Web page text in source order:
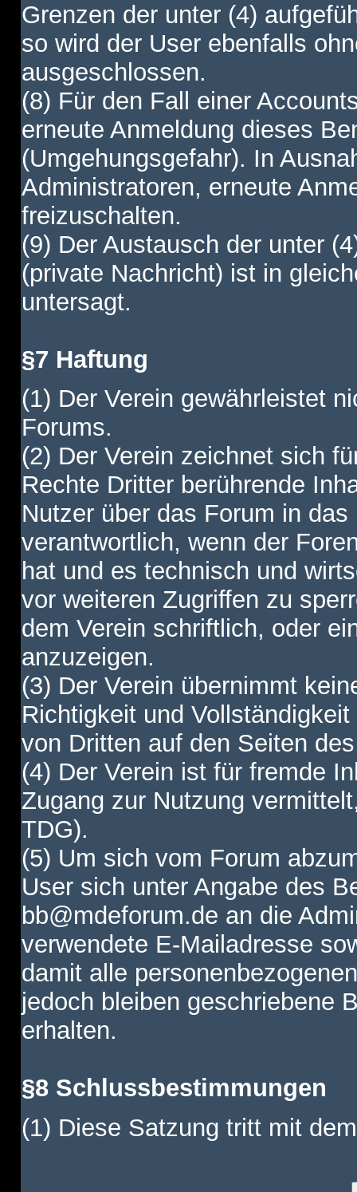
Grenzen der unter (4)
so wird der User ebenfalls
ausgeschlossen.
(8) Für den Fall einer
erneute Anmeldung dieses
(Umgehungsgefahr). In
Administratoren, erneute
freizuschalten.
(9) Der Austausch der unter
(private Nachricht) ist in
untersagt.
§7 Haftung
(1) Der Verein gewährleistet
Forums.
(2) Der Verein zeichnet sich
Rechte Dritter berührende
Nutzer über das Forum in
verantwortlich, wenn der
hat und es technisch und
vor weiteren Zugriffen zu
dem Verein schriftlich, oder
anzuzeigen.
(3) Der Verein übernimmt
Richtigkeit und
von Dritten auf den Seiten
(4) Der Verein ist für fremde
Zugang zur Nutzung
TDG).
(5) Um sich vom Forum
User sich unter Angabe des
bb@mdeforum.de an die
verwendete E-Mailadresse
damit alle
jedoch bleiben geschriebene
erhalten.
§8 Schlussbestimmungen
(1) Diese Satzung tritt mit